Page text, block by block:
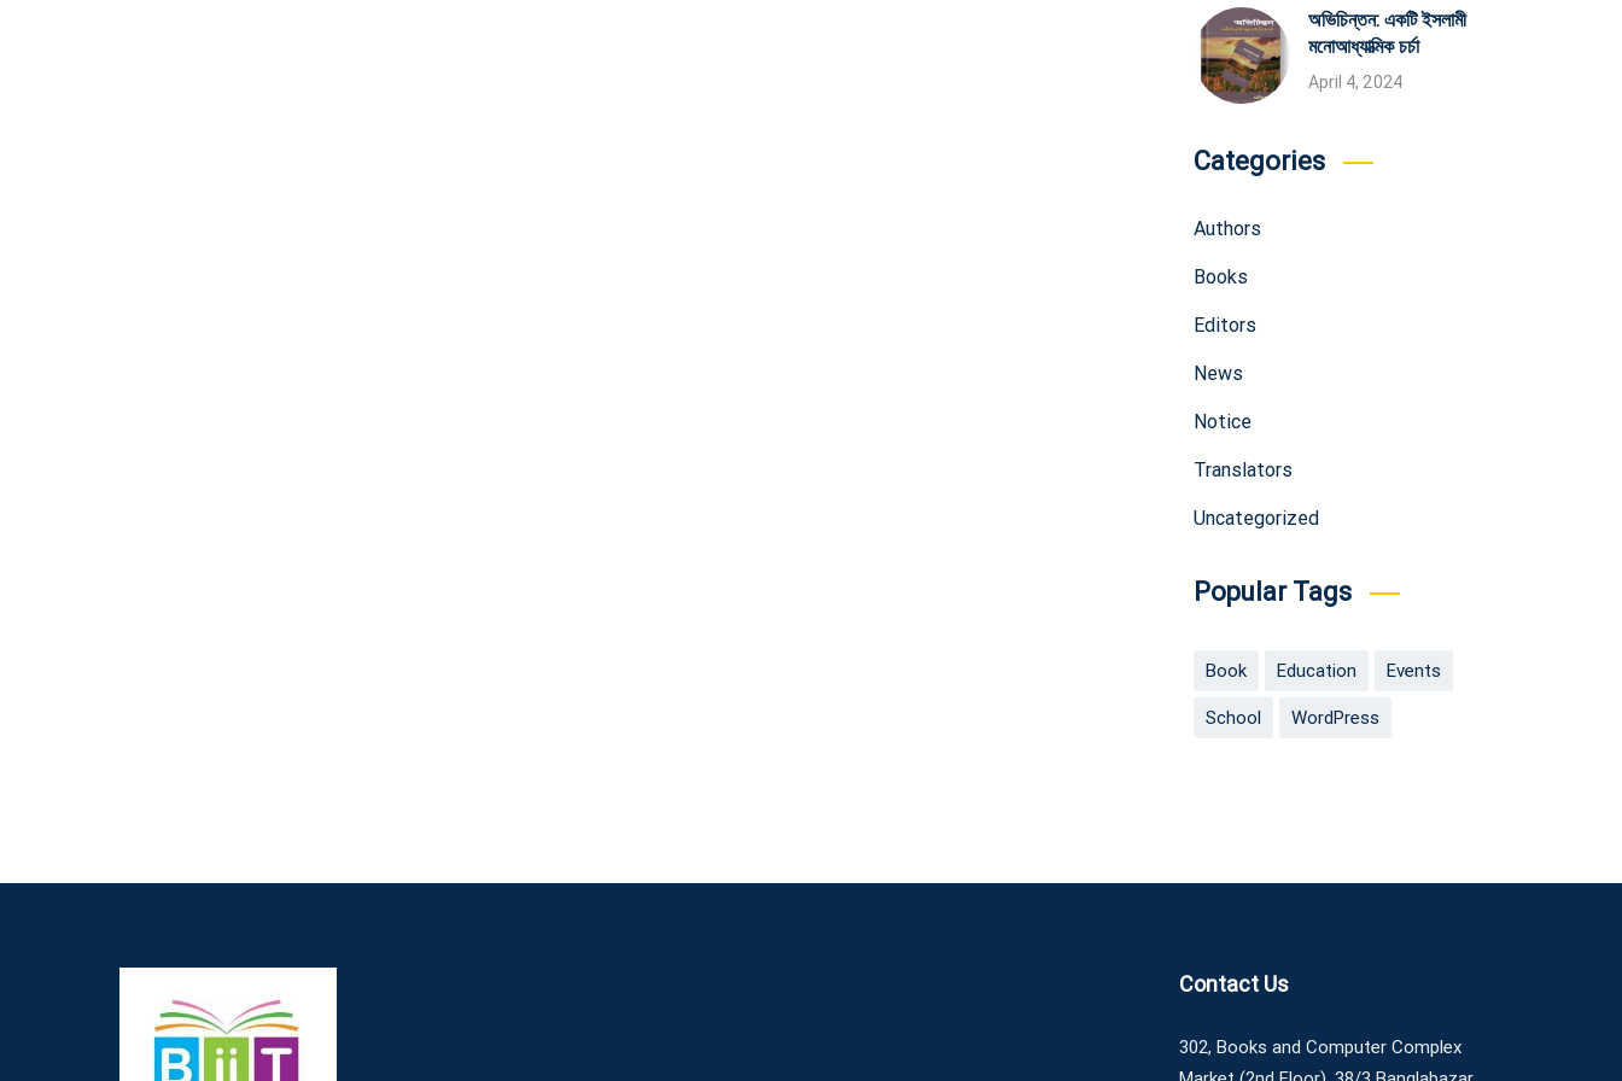
অভিচিন্তন: একটি ইসলামী
মনোআধ্যাত্মিক চর্চা
April 4, 2024
Categories
Authors
Books
Editors
News
Notice
Translators
Uncategorized
Popular Tags
Book Education Events
School WordPress
Contact Us
302, Books and Computer Complex